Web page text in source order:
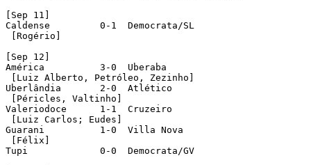
[Sep 11]
Caldense	 0-1  Democrata/SL
[Rogério]
[Sep 12]
América	 	 3-0  Uberaba
[Luiz Alberto, Petróleo, Zezinho]
Uberlândia	 2-0  Atlético
[Péricles, Valtinho]
Valeriodoce	 1-1  Cruzeiro
[Luiz Carlos; Eudes]
Guarani		 1-0  Villa Nova
[Félix]
Tupi		 0-0  Democrata/GV